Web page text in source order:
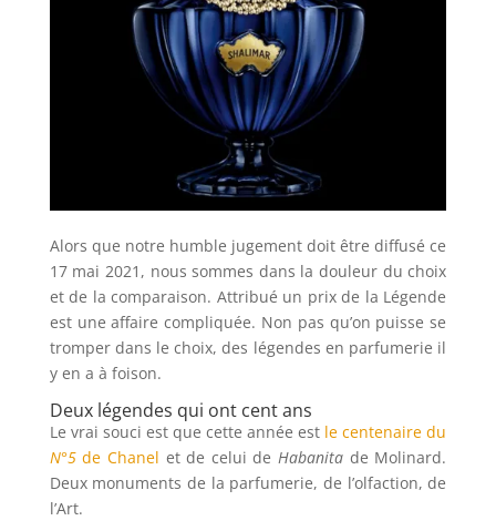
Alors que notre humble jugement doit être diffusé ce
17 mai 2021, nous sommes dans la douleur du choix
et de la comparaison. Attribué un prix de la Légende
est une affaire compliquée. Non pas qu’on puisse se
tromper dans le choix, des légendes en parfumerie il
y en a à foison.
Deux légendes qui ont cent ans
Le vrai souci est que cette année est le centenaire du
N°5de Chanel et de celui de Habanita de Molinard.
Deux monuments de la parfumerie, de l’olfaction, de
l’Art.